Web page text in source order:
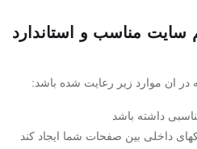
سایت مناسب و استاندارد
ان موارد زیر رعایت شده باشد:
داشته باشد
داخلی بین صفحات شما ایجاد کند